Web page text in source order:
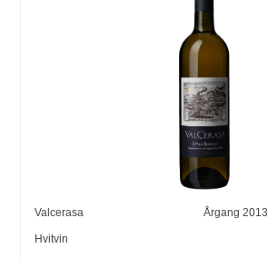
Valcerasa Årgang 2013
Hvitvin